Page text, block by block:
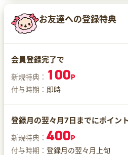
お友達への登録特典
会員登録完了で
新規特典： 100P
付与時期： 即時
登録月の翌々月7日までにポイン
新規特典： 400P
付与時期： 登録月の翌々月上旬